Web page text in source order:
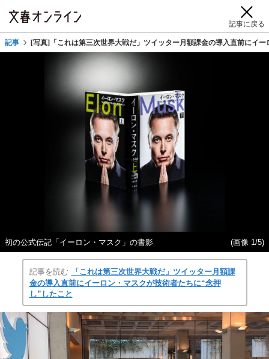
記事に戻る
記事 [写真]「これは第三次世界大戦だ」ツイッター月額課金の導入直前にイ
初の公式伝記「イーロン・マスク」の書影 (画像 1/5)
記事を読む
「これは第三次世界大戦だ」ツイッター月額課
金の導入直前にイーロン・マスクが技術者たちに“念押
し”したこと